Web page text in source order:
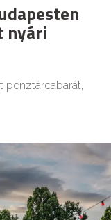
nyári
pénztárcabarát,